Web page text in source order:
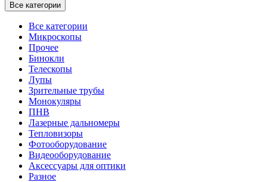
Все категории
Все категории
Микроскопы
Прочее
Бинокли
Телескопы
Лупы
Зрительные трубы
Монокуляры
ПНВ
Лазерные дальномеры
Тепловизоры
Фотооборудование
Видеооборудование
Аксессуары для оптики
Разное